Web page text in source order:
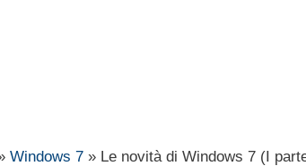
Windows 7 » Le novità di Windows 7 (I